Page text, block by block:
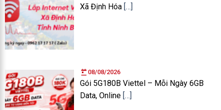
Xã Định Hóa […]
08/08/2026
Gói 5G180B Viettel – Mỗi Ngày 6GB
Data, Online […]